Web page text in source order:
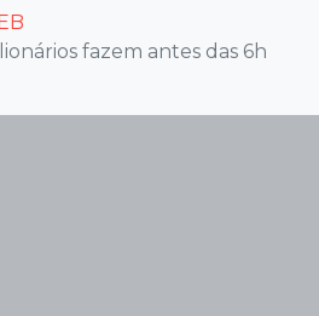
fazem antes das 6h